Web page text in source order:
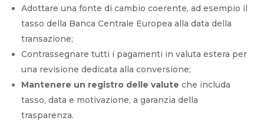
Adottare una fonte di cambio coerente, ad esempio il
tasso della Banca Centrale Europea alla data della
transazione;
Contrassegnare tutti i pagamenti in valuta estera per
una revisione dedicata alla conversione;
Mantenere un registro delle valute che includa
tasso, data e motivazione, a garanzia della
trasparenza.